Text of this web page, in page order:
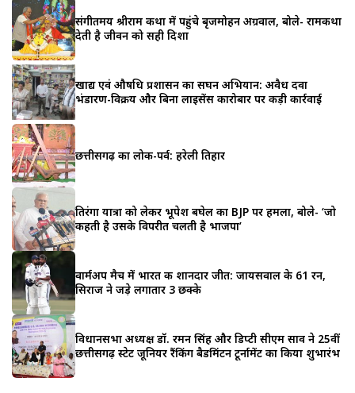
संगीतमय श्रीराम कथा में पहुंचे बृजमोहन अग्रवाल, बोले- रामकथा
देती है जीवन को सही दिशा
खाद्य एवं औषधि प्रशासन का सघन अभियान: अवैध दवा
भंडारण-विक्रय और बिना लाइसेंस कारोबार पर कड़ी कार्रवाई
छत्तीसगढ़ का लोक-पर्व: हरेली तिहार
तिरंगा यात्रा को लेकर भूपेश बघेल का BJP पर हमला, बोले- ‘जो
कहती है उसके विपरीत चलती है भाजपा’
वार्मअप मैच में भारत की शानदार जीत: जायसवाल के 61 रन,
सिराज ने जड़े लगातार 3 छक्के
विधानसभा अध्यक्ष डॉ. रमन सिंह और डिप्टी सीएम साव ने 25वीं
छत्तीसगढ़ स्टेट जूनियर रैंकिंग बैडमिंटन टूर्नामेंट का किया शुभारंभ